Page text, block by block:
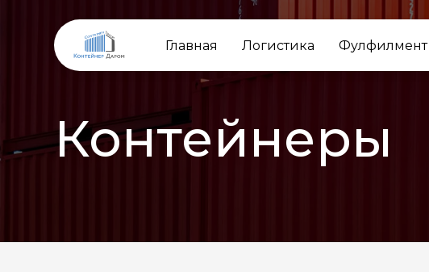
Главная Логистика Фулфилмент
Контейнеры